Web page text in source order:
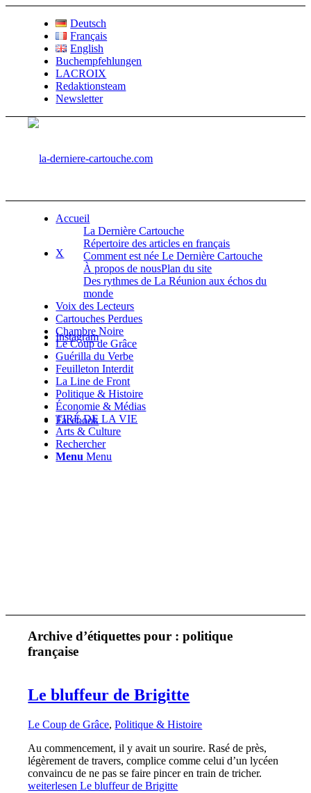
Deutsch
Français
English
Buchempfehlungen
LACROIX
Redaktionsteam
Newsletter
X
Instagram
Facebook
Accueil
La Dernière Cartouche
Répertoire des articles en français
Comment est née Le Dernière Cartouche
À propos de nousPlan du site
Des rythmes de La Réunion aux échos du
monde
Voix des Lecteurs
Cartouches Perdues
Chambre Noire
Le Coup de Grâce
Guérilla du Verbe
Feuilleton Interdit
La Line de Front
Politique & Histoire
Économie & Médias
TIRÉ DE LA VIE
Arts & Culture
Rechercher
Menu Menu
Archive d’étiquettes pour :politique
française
Le bluffeur de Brigitte
Le Coup de Grâce,Politique & Histoire
Au commencement, il y avait un sourire. Rasé de près,
légèrement de travers, complice comme celui d’un lycéen
convaincu de ne pas se faire pincer en train de tricher.
weiterlesen Le bluffeur de Brigitte